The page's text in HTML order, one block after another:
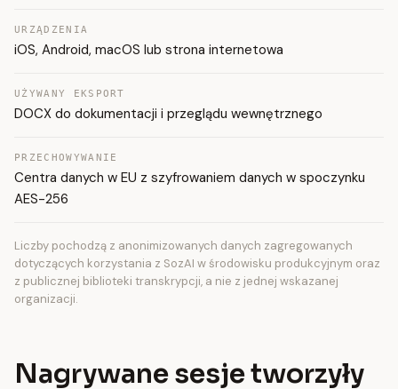
URZĄDZENIA
iOS, Android, macOS lub strona internetowa
UŻYWANY EKSPORT
DOCX do dokumentacji i przeglądu wewnętrznego
PRZECHOWYWANIE
Centra danych w EU z szyfrowaniem danych w spoczynku
AES-256
Liczby pochodzą z anonimizowanych danych zagregowanych
dotyczących korzystania z SozAI w środowisku produkcyjnym oraz
z publicznej biblioteki transkrypcji, a nie z jednej wskazanej
organizacji.
Nagrywane sesje tworzyły